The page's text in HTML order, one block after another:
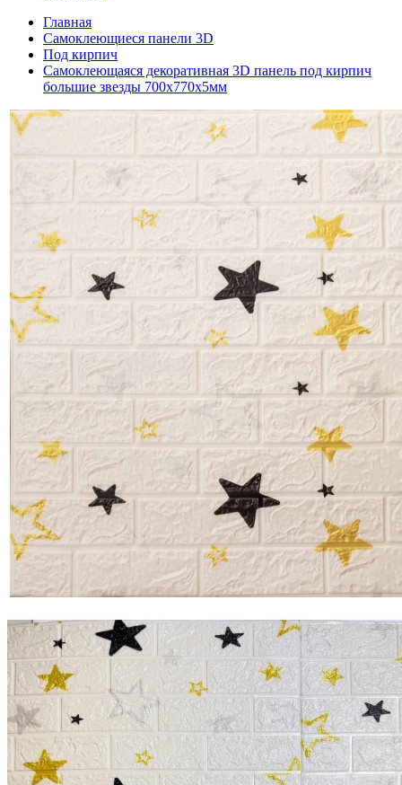
Главная
Самоклеющиеся панели 3D
Под кирпич
Самоклеющаяся декоративная 3D панель под кирпич
большие звезды 700x770x5мм